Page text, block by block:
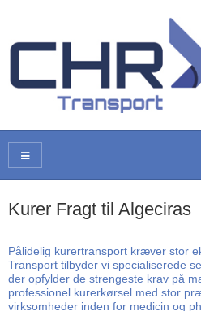
Kurer Fragt til Algeciras
Pålidelig kurertransport kræver stor
Transport tilbyder vi specialiserede
der opfylder de strengeste krav på
professionel kurerkørsel med stor
virksomheder inden for medicin og